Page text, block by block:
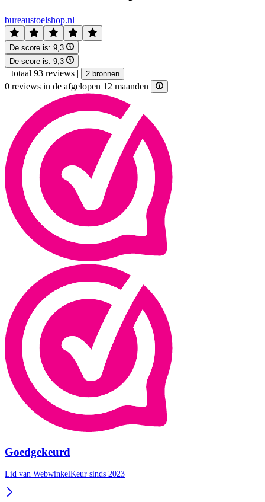
bureaustoelshop.nl
De score is: 9,3
De score is: 9,3
| totaal 93 reviews | 2 bronnen
0 reviews in de afgelopen 12 maanden
Goedgekeurd
Lid van WebwinkelKeur sinds 2023